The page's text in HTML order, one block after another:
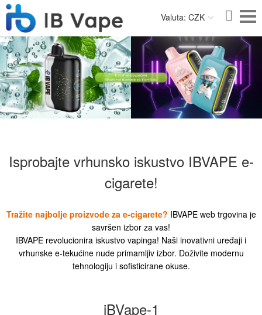
Valuta: CZK
Isprobajte vrhunsko iskustvo IBVAPE e-
cigarete!
Tražite najbolje proizvode za e-cigarete? IBVAPE web trgovina je
savršen izbor za vas!
IBVAPE revolucionira iskustvo vapinga! Naši inovativni uređaji i
vrhunske e-tekućine nude primamljiv izbor. Doživite modernu
tehnologiju i sofisticirane okuse.
iBVape-1